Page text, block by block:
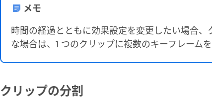
メモ
時間の経過とともに効果設定を変更したい場合
な場合は、1 つのクリップに複数のキーフレーム
クリップの分割